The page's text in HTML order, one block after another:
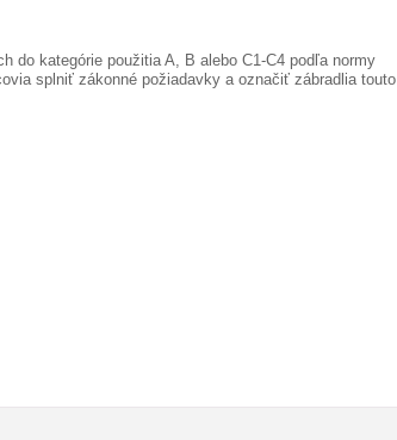
do kategórie použitia A, B alebo C1-C4 podľa normy
splniť zákonné požiadavky a označiť zábradlia touto